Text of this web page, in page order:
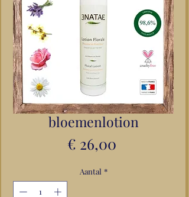
bloemenlotion
€ 26,00
Aantal *